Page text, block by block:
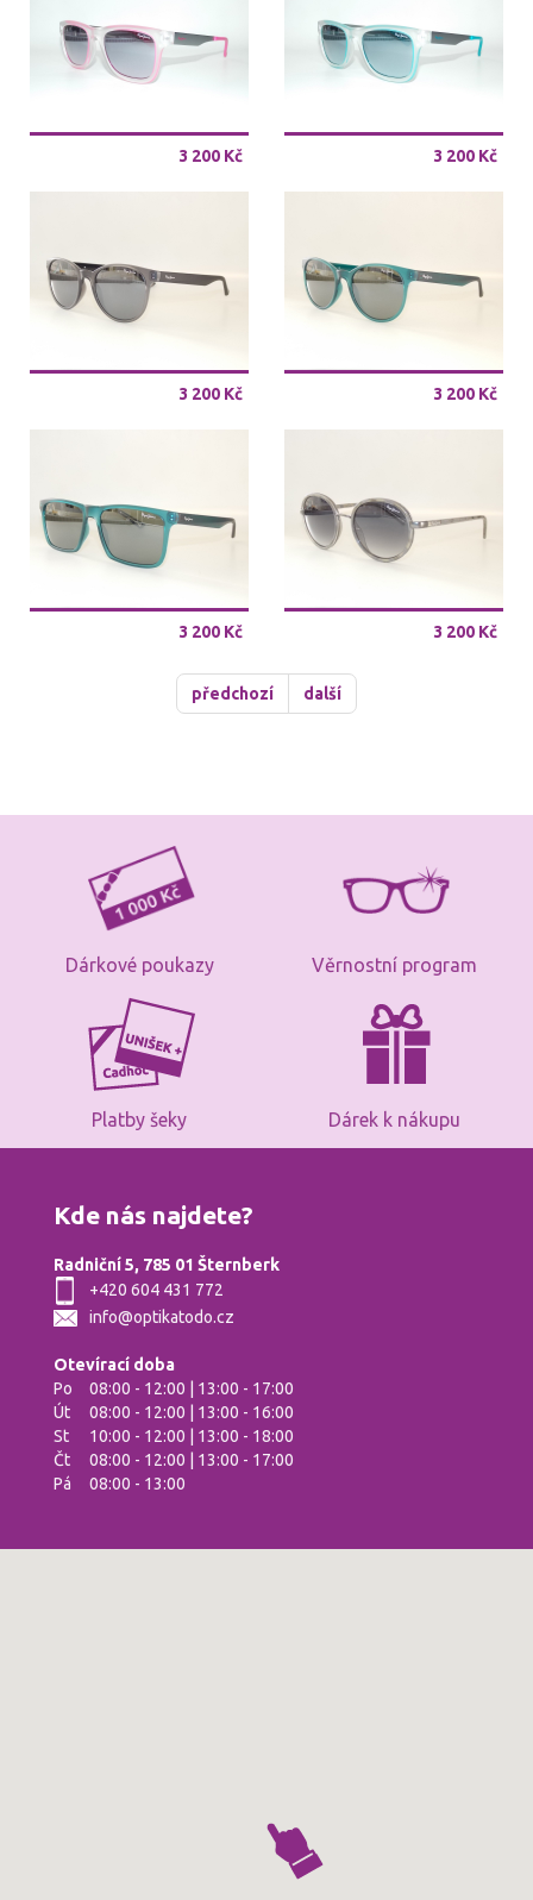
3 200 Kč 3 200 Kč
3 200 Kč 3 200 Kč
3 200 Kč 3 200 Kč
předchozí další
Kde nás najdete?
Radniční 5, 785 01 Šternberk
+420 604 431 772
info@optikatodo.cz
Otevírací doba
Po
08:00 - 12:00 | 13:00 - 17:00
Út
08:00 - 12:00 | 13:00 - 16:00
St
10:00 - 12:00 | 13:00 - 18:00
Čt
08:00 - 12:00 | 13:00 - 17:00
Pá
08:00 - 13:00